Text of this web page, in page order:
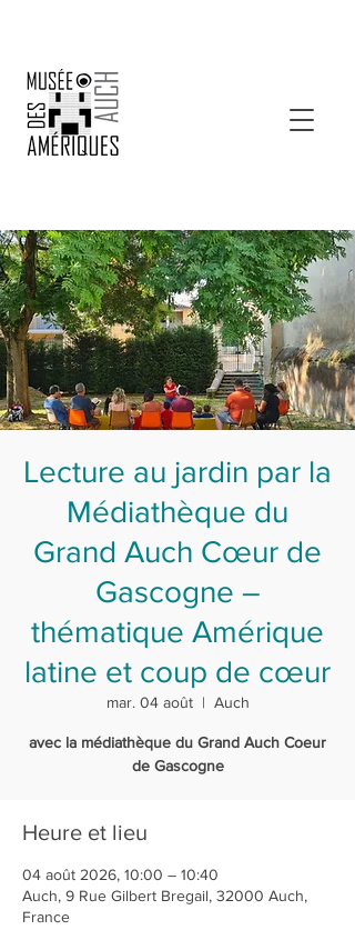
Lecture au jardin par la
Médiathèque du
Grand Auch Cœur de
Gascogne –
thématique Amérique
latine et coup de cœur
mar. 04 août
  |
Auch
avec la médiathèque du Grand Auch Coeur
de Gascogne
Heure et lieu
04 août 2026, 10:00 – 10:40
Auch, 9 Rue Gilbert Bregail, 32000 Auch,
France